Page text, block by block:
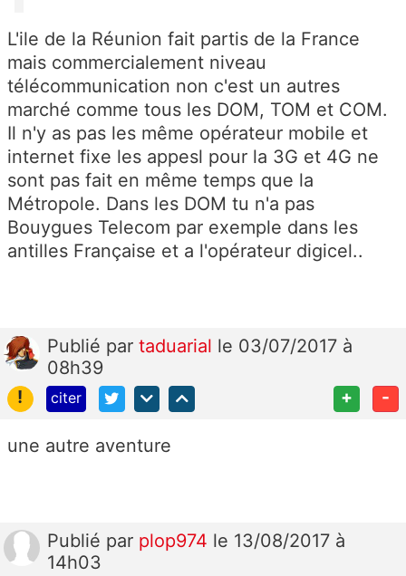
L'ile de la Réunion fait partis de la France
mais commercialement niveau
télécommunication non c'est un autres
marché comme tous les DOM, TOM et COM.
Il n'y as pas les même opérateur mobile et
internet fixe les appesl pour la 3G et 4G ne
sont pas fait en même temps que la
Métropole. Dans les DOM tu n'a pas
Bouygues Telecom par exemple dans les
antilles Française et a l'opérateur digicel..
Publié par taduarial le 03/07/2017 à
08h39
!
citer + -
une autre aventure
Publié par plop974 le 13/08/2017 à
14h03